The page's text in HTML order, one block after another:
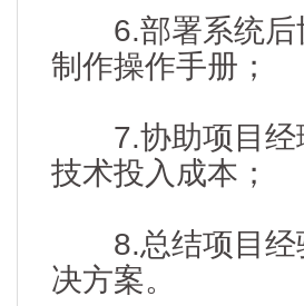
6.部署系统后
制作操作手册；
7.协助项目经
技术投入成本；
8.总结项目经
决方案。